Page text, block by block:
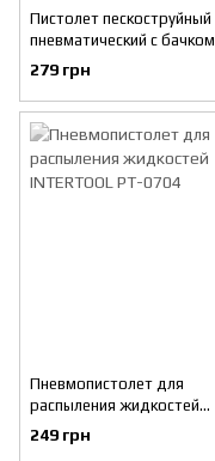
Пистолет пескоструйный
пневматический с бачком
INTERTOOL PT-0705
279 грн
Пневмопистолет для
распыления жидкостей
INTERTOOL PT-0704
249 грн